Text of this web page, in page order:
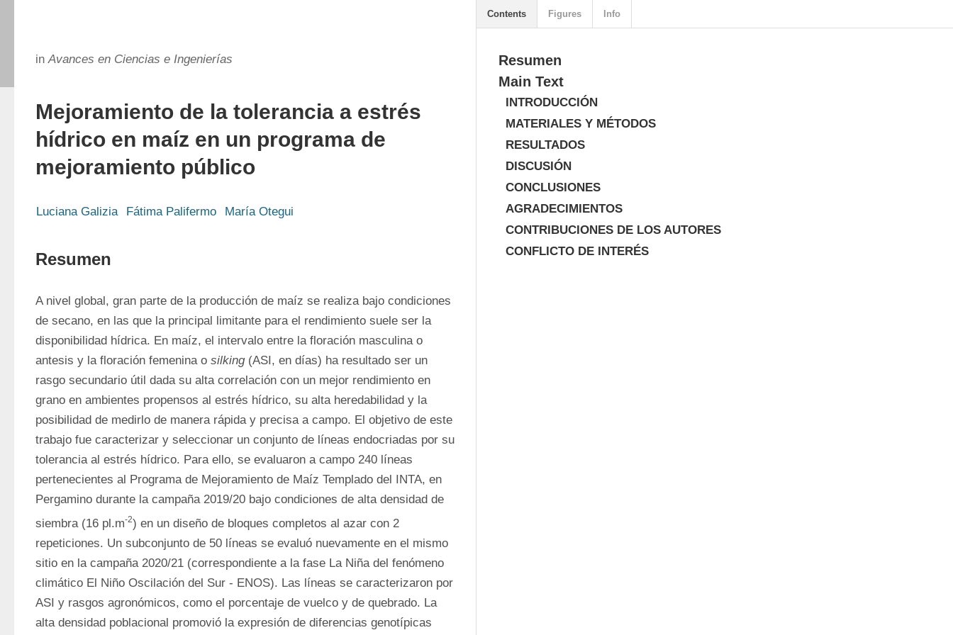
inAvances en Ciencias e Ingenierías
Mejoramiento de la tolerancia a estrés
hídrico en maíz en un programa de
mejoramiento público
Luciana Galizia Fátima Palifermo María Otegui
Resumen
A nivel global, gran parte de la producción de maíz se realiza bajo condiciones
de secano, en las que la principal limitante para el rendimiento suele ser la
disponibilidad hídrica. En maíz, el intervalo entre la floración masculina o
antesis y la floración femenina o silking (ASI, en días) ha resultado ser un
rasgo secundario útil dada su alta correlación con un mejor rendimiento en
grano en ambientes propensos al estrés hídrico, su alta heredabilidad y la
posibilidad de medirlo de manera rápida y precisa a campo. El objetivo de este
trabajo fue caracterizar y seleccionar un conjunto de líneas endocriadas por su
tolerancia al estrés hídrico. Para ello, se evaluaron a campo 240 líneas
pertenecientes al Programa de Mejoramiento de Maíz Templado del INTA, en
Pergamino durante la campaña 2019/20 bajo condiciones de alta densidad de
siembra (16 pl.m-2) en un diseño de bloques completos al azar con 2
repeticiones. Un subconjunto de 50 líneas se evaluó nuevamente en el mismo
sitio en la campaña 2020/21 (correspondiente a la fase La Niña del fenómeno
climático El Niño Oscilación del Sur - ENOS). Las líneas se caracterizaron por
ASI y rasgos agronómicos, como el porcentaje de vuelco y de quebrado. La
alta densidad poblacional promovió la expresión de diferencias genotípicas
Resumen
Main Text
INTRODUCCIÓN
MATERIALES Y MÉTODOS
RESULTADOS
DISCUSIÓN
CONCLUSIONES
AGRADECIMIENTOS
CONTRIBUCIONES DE LOS AUTORES
CONFLICTO DE INTERÉS
Contents Figures Info